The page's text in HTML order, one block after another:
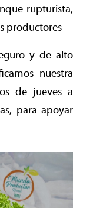
rupturista,
productores
y de alto
nuestra
de jueves a
para apoyar